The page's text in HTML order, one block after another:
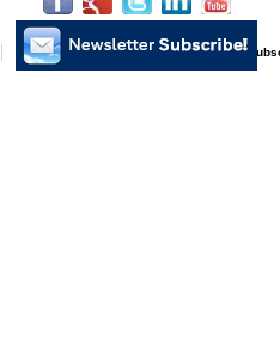
Matrikon Subscribe |Matrikon